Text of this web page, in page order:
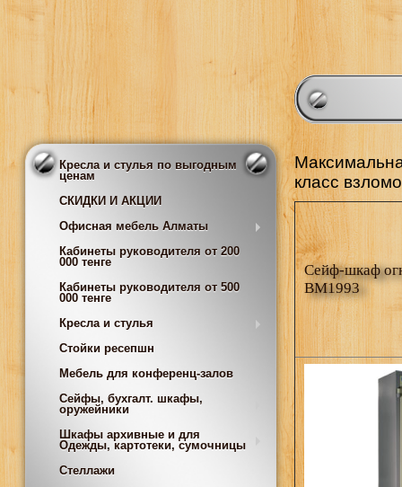
Кресла и стулья по выгодным
ценам
СКИДКИ И АКЦИИ
Офисная мебель Алматы
Кабинеты руководителя от 200
000 тенге
Кабинеты руководителя от 500
000 тенге
Кресла и стулья
Стойки ресепшн
Мебель для конференц-залов
Сейфы, бухгалт. шкафы,
оружейники
Шкафы архивные и для
Одежды, картотеки, сумочницы
Стеллажи
класс
Cейф-шкаф
BM1993